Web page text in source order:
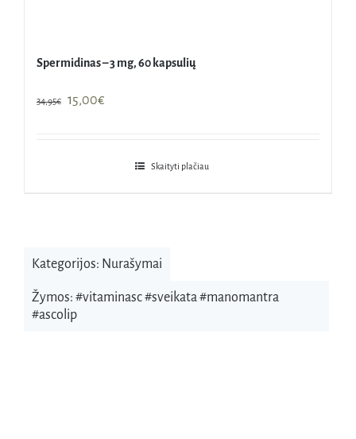
Spermidinas – 3 mg, 60 kapsulių
34,95€
Original
15,00€Current
15,00€.
Skaityti plačiau
Kategorijos: Nurašymai
Žymos: #vitaminasc #sveikata #manomantra
#ascolip